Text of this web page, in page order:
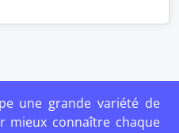
une grande variété de
mieux connaître chaque